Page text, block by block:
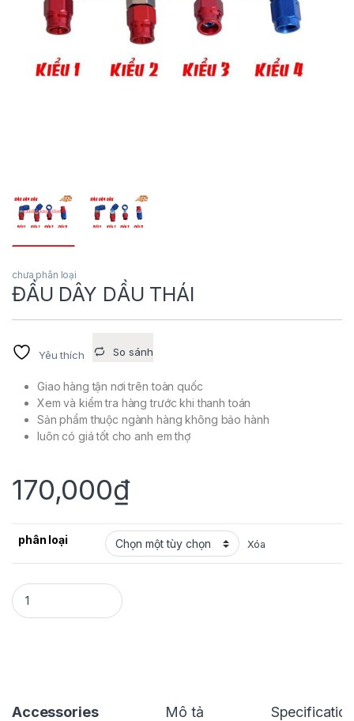
chưa phân loại
ĐẦU DÂY DẦU THÁI
Yêu thích So sánh
Giao hàng tận nơi trên toàn quốc
Xem và kiểm tra hàng trước khi thanh toán
Sản phẩm thuộc ngành hàng không bảo hành
luôn có giá tốt cho anh em thợ
170,000₫
phân loại Xóa
ĐẦU DÂY DẦU THÁI quantity
Accessories Mô tả Specification